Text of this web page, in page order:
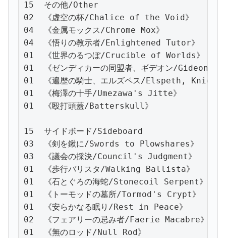
15  その他/Other
02  《虚空の杯/Chalice of the Void》
04  《金属モックス/Chrome Mox》
04  《悟りの教示者/Enlightened Tutor》
01  《世界のるつぼ/Crucible of Worlds》
01  《ゼンディカーの同盟者、ギデオン/
01  《遍歴の騎士、エルズペス/Elspeth,
01  《梅澤の十手/Umezawa's Jitte》
01  《殴打頭蓋/Batterskull》
15  サイドボード/Sideboard
03  《剣を鍬に/Swords to Plowshares》
03  《議会の採決/Council's Judgment》
01  《歩行バリスタ/Walking Ballista》
01  《石とぐろの海蛇/Stonecoil Serpent》
01  《トーモッドの墓所/Tormod's Crypt》
01  《安らかなる眠り/Rest in Peace》
02  《フェアリーの忌み者/Faerie Macabre》
01  《無のロッド/Null Rod》